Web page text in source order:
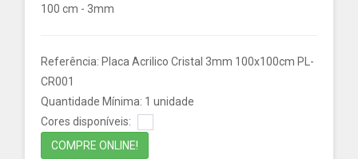
100 cm - 3mm
Referência: Placa Acrilico Cristal 3mm 100x100cm PL-
CR001
Quantidade Mínima: 1 unidade
Cores disponíveis:
COMPRE ONLINE!